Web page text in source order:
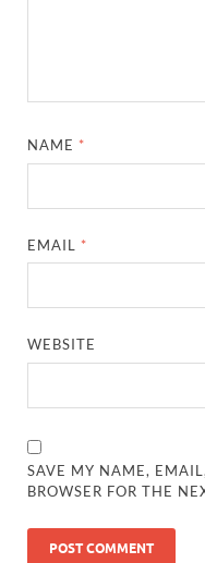
NAME *
EMAIL *
WEBSITE
SAVE MY NAME,
BROWSER FOR THE